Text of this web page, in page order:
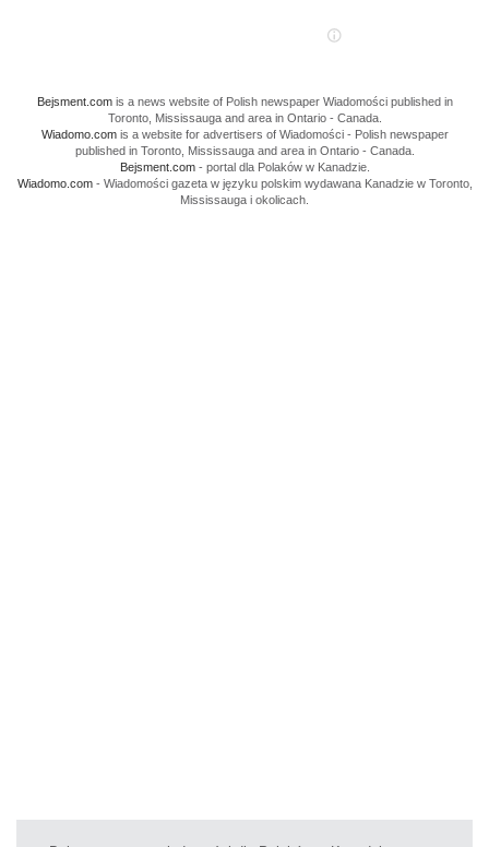
Bejsment.comis a news website of Polish newspaper Wiadomości published in
Toronto, Mississauga and area in Ontario - Canada.
Wiadomo.comis a website for advertisers of Wiadomości - Polish newspaper
published in Toronto, Mississauga and area in Ontario - Canada.
Bejsment.com- portal dla Polaków w Kanadzie.
Wiadomo.com- Wiadomości gazeta w języku polskim wydawana Kanadzie w Toronto,
Mississauga i okolicach.